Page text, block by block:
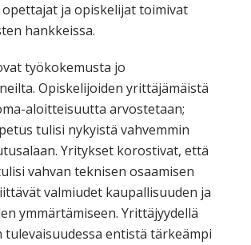
ja opiskelijat toimivat
hankkeissa.
työkokemusta jo
Opiskelijoiden yrittäjämäistä
aloitteisuutta arvostetaan;
tulisi nykyistä vahvemmin
Yritykset korostivat, että
vahvan teknisen osaamisen
valmiudet kaupallisuuden ja
ymmärtämiseen. Yrittäjyydellä
tulevaisuudessa entistä tärkeämpi